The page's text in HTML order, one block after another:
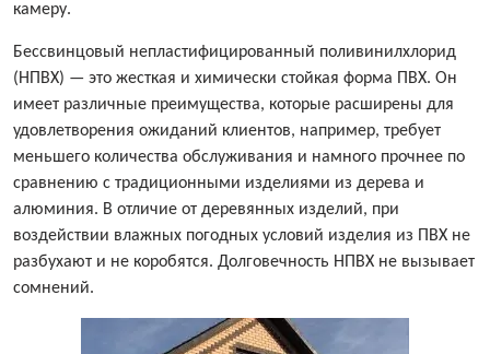
камеру.
Бессвинцовый непластифицированный поливинилхлорид
(НПВХ) — это жесткая и химически стойкая форма ПВХ. Он
имеет различные преимущества, которые расширены для
удовлетворения ожиданий клиентов, например, требует
меньшего количества обслуживания и намного прочнее по
сравнению с традиционными изделиями из дерева и
алюминия. В отличие от деревянных изделий, при
воздействии влажных погодных условий изделия из ПВХ не
разбухают и не коробятся. Долговечность НПВХ не вызывает
сомнений.